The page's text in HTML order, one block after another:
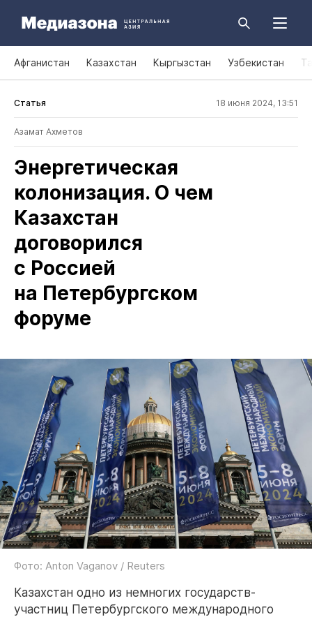
Афганистан Казахстан Кыргызстан Узбекистан
Статья 18 июня 2024, 13:51
Азамат Ахметов
Энергетическая
колонизация. О чем
Казахстан
договорился
с Россией
на Петербургском
форуме
Фото: Anton Vaganov / Reuters
Казахстан одно из немногих государств-
участниц Петербургского международного